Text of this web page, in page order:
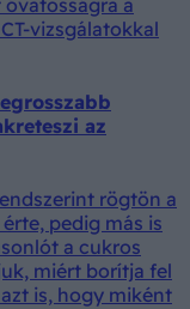
vizsgálatokkal
az
rögtön a
pedig más is
a cukros
miért borítja fel
is, hogy miként